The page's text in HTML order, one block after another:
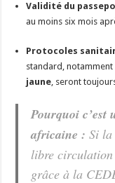
Validité du
au moins six mois
Protocoles
standard,
jaune, seront
Pourquoi c’est
africaine : Si la
libre circulation
grâce à la